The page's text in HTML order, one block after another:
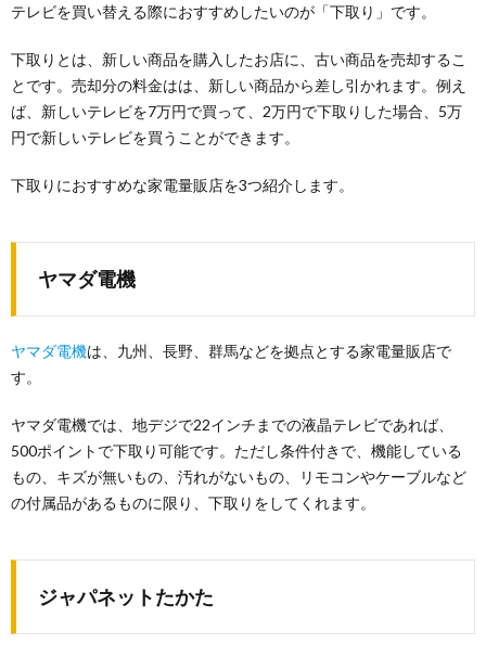
テレビを買い替える際におすすめしたいのが「下取り」です。
下取りとは、新しい商品を購入したお店に、古い商品を売却するこ
とです。売却分の料金はは、新しい商品から差し引かれます。例え
ば、新しいテレビを7万円で買って、2万円で下取りした場合、5万
円で新しいテレビを買うことができます。
下取りにおすすめな家電量販店を3つ紹介します。
ヤマダ電機
ヤマダ電機は、九州、長野、群馬などを拠点とする家電量販店で
す。
ヤマダ電機では、地デジで22インチまでの液晶テレビであれば、
500ポイントで下取り可能です。ただし条件付きで、機能している
もの、キズが無いもの、汚れがないもの、リモコンやケーブルなど
の付属品があるものに限り、下取りをしてくれます。
ジャパネットたかた